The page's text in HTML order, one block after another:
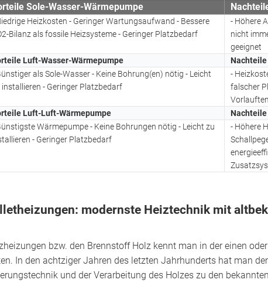
Sole-Wasser-Wärmepumpe
Heizkosten - Geringer Wartungsaufwand - Bessere
Bilanz als fossile Heizsysteme - Geringer Platzbedarf
- Höhere
nicht
geeignet
Luft-Wasser-Wärmepumpe
als Sole-Wasser - Keine Bohrung(en) nötig - Leicht
installieren - Geringer Platzbedarf
-
falscher
Luft-Luft-Wärmepumpe
Wärmepumpe - Keine Bohrungen nötig - Leicht zu
- Geringer Platzbedarf
- Höhere
modernste Heiztechnik mit
bzw. den Brennstoff Holz kennt man in der einen
In den achtziger Jahren des letzten Jahrhunderts hat man
und der Verarbeitung des Holzes zu den